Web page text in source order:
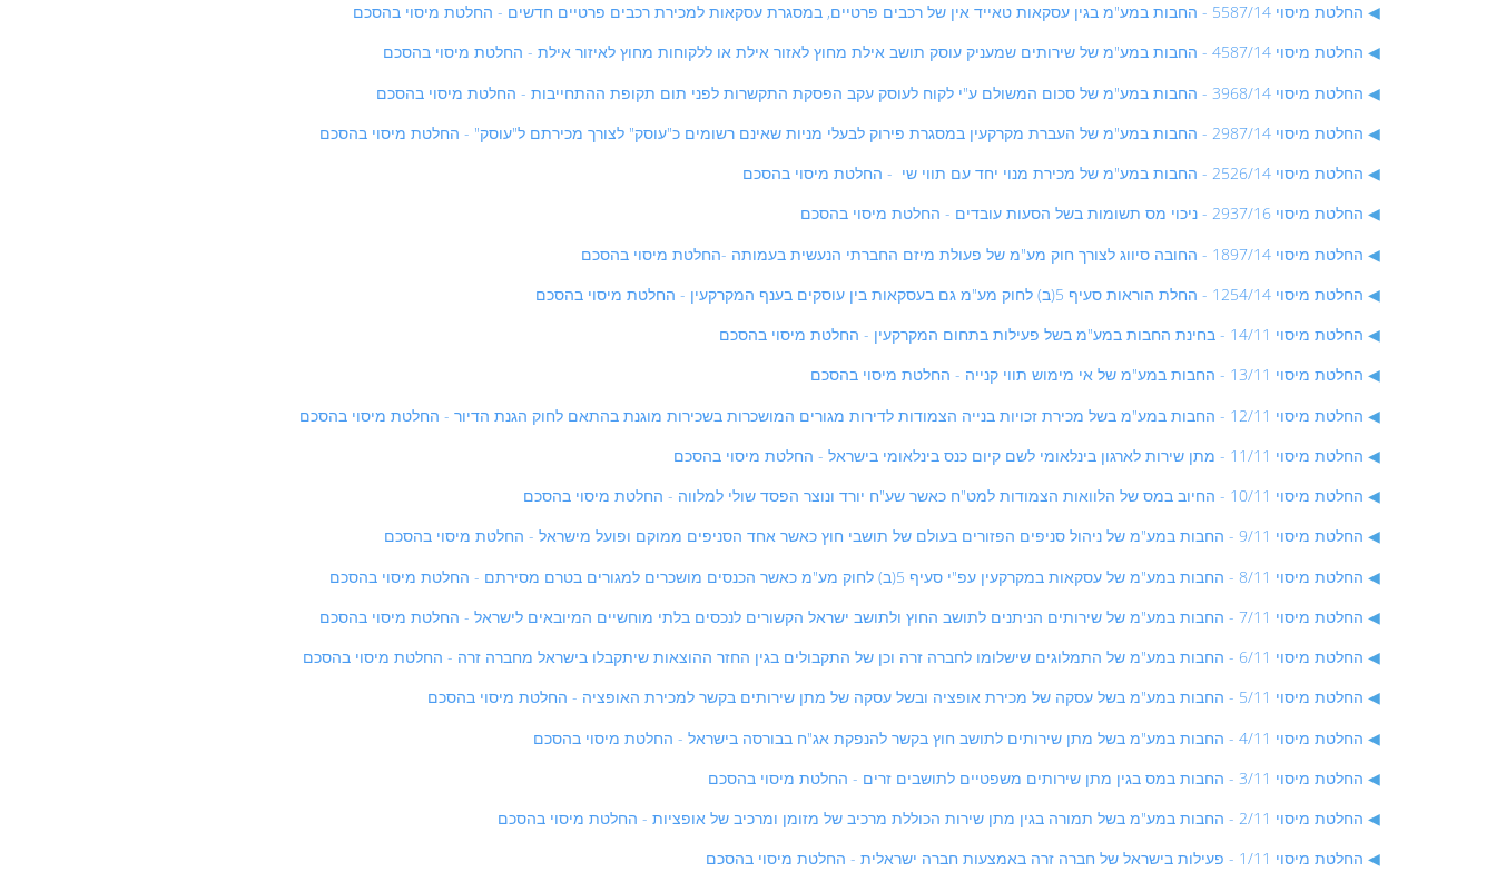
החלטת מיסוי 5587/14 - החבות במע"מ בגין עסקאות טאייד אין של רכבים פרטיים, במסגרת עסקאות למכירת רכבים פרטיים חדשים - החלטת מיסוי בהסכם
החלטת מיסוי 4587/14 - החבות במע"מ של שירותים שמעניק עוסק תושב אילת מחוץ לאזור אילת או ללקוחות מחוץ לאיזור אילת - החלטת מיסוי בהסכם
החלטת מיסוי 3968/14 - החבות במע"מ של סכום המשולם ע"י לקוח לעוסק עקב הפסקת התקשרות לפני תום תקופת ההתחייבות - החלטת מיסוי בהסכם
החלטת מיסוי 2987/14 - החבות במע"מ של העברת מקרקעין במסגרת פירוק לבעלי מניות שאינם רשומים כ"עוסק" לצורך מכירתם ל"עוסק" - החלטת מיסוי בהסכם
החלטת מיסוי 2526/14 - החבות במע"מ של מכירת מנוי יחד עם תווי שי - החלטת מיסוי בהסכם
החלטת מיסוי 2937/16 - ניכוי מס תשומות בשל הסעות עובדים - החלטת מיסוי בהסכם
החלטת מיסוי 1897/14 - החובה סיווג לצורך חוק מע"מ של פעולת מיזם החברתי הנעשית בעמותה -החלטת מיסוי בהסכם
החלטת מיסוי 1254/14 - החלת הוראות סעיף 5(ב) לחוק מע"מ גם בעסקאות בין עוסקים בענף המקרקעין - החלטת מיסוי בהסכם
החלטת מיסוי 14/11 - בחינת החבות במע"מ בשל פעילות בתחום המקרקעין - החלטת מיסוי בהסכם
החלטת מיסוי 13/11 - החבות במע"מ של אי מימוש תווי קנייה - החלטת מיסוי בהסכם
החלטת מיסוי 12/11 - החבות במע"מ בשל מכירת זכויות בנייה הצמודות לדירות מגורים המושכרות בשכירות מוגנת בהתאם לחוק הגנת הדיור - החלטת מיסוי בהסכם
החלטת מיסוי 11/11 - מתן שירות לארגון בינלאומי לשם קיום כנס בינלאומי בישראל - החלטת מיסוי בהסכם
החלטת מיסוי 10/11 - החיוב במס של הלוואות הצמודות למט"ח כאשר שע"ח יורד ונוצר הפסד שולי למלווה - החלטת מיסוי בהסכם
החלטת מיסוי 9/11 - החבות במע"מ של ניהול סניפים הפזורים בעולם של תושבי חוץ כאשר אחד הסניפים ממוקם ופועל מישראל - החלטת מיסוי בהסכם
החלטת מיסוי 8/11 - החבות במע"מ של עסקאות במקרקעין עפ"י סעיף 5(ב) לחוק מע"מ כאשר הכנסים מושכרים למגורים בטרם מסירתם - החלטת מיסוי בהסכם
החלטת מיסוי 7/11 - החבות במע"מ של שירותים הניתנים לתושב החוץ ולתושב ישראל הקשורים לנכסים בלתי מוחשיים המיובאים לישראל - החלטת מיסוי בהסכם
החלטת מיסוי 6/11 - החבות במע"מ של התמלוגים שישלומו לחברה זרה וכן של התקבולים בגין החזר ההוצאות שיתקבלו בישראל מחברה זרה - החלטת מיסוי בהסכם
החלטת מיסוי 5/11 - החבות במע"מ בשל עסקה של מכירת אופציה ובשל עסקה של מתן שירותים בקשר למכירת האופציה - החלטת מיסוי בהסכם
החלטת מיסוי 4/11 - החבות במע"מ בשל מתן שירותים לתושב חוץ בקשר להנפקת אג"ח בבורסה בישראל - החלטת מיסוי בהסכם
החלטת מיסוי 3/11 - החבות במס בגין מתן שירותים משפטיים לתושבים זרים - החלטת מיסוי בהסכם
החלטת מיסוי 2/11 - החבות במע"מ בשל תמורה בגין מתן שירות הכוללת מרכיב של מזומן ומרכיב של אופציות - החלטת מיסוי בהסכם
החלטת מיסוי 1/11 - פעילות בישראל של חברה זרה באמצעות חברה ישראלית - החלטת מיסוי בהסכם